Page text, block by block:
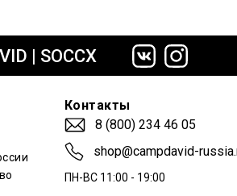
| SOCCX
Контакты
8 (800) 234 46 05
shop@campdavid-
ПН-ВС 11:00 - 19:00